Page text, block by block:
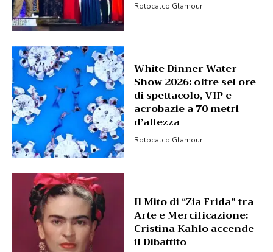
Rotocalco Glamour
White Dinner Water
Show 2026: oltre sei ore
di spettacolo, VIP e
acrobazie a 70 metri
d’altezza
Rotocalco Glamour
Il Mito di “Zia Frida” tra
Arte e Mercificazione:
Cristina Kahlo accende
il Dibattito